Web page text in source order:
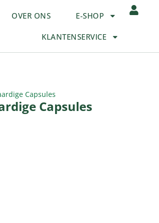
OVER ONS E-SHOP
KLANTENSERVICE
Capsules
Capsules